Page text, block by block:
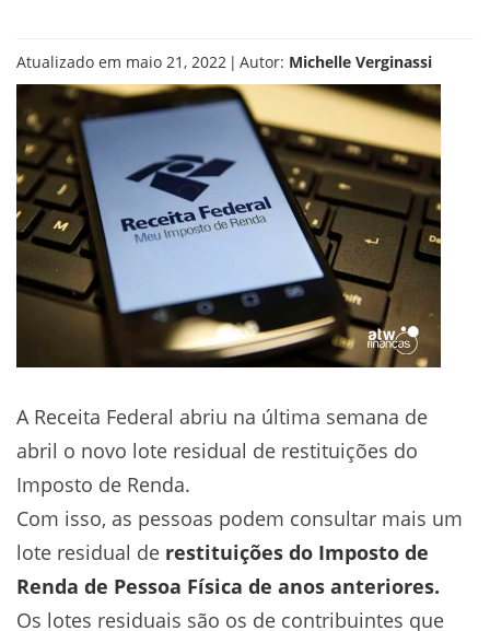
Atualizado em maio 21, 2022 | Autor: Michelle Verginassi
A Receita Federal abriu na última semana de
abril o novo lote residual de restituições do
Imposto de Renda.
Com isso, as pessoas podem consultar mais um
lote residual de restituições do Imposto de
Renda de Pessoa Física de anos anteriores.
Os lotes residuais são os de contribuintes que